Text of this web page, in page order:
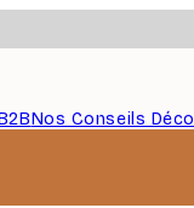
Nos Conseils Déco